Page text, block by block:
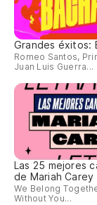
Grandes éxitos:
Romeo Santos,
Juan Luis Guerra...
Las 25 mejores
de Mariah Carey
We Belong
Without You...